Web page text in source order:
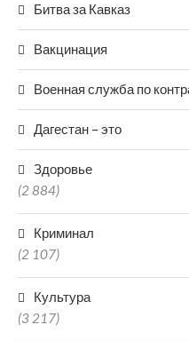
Битва за Кавказ
Вакцинация
Военная служба по
Дагестан – это
Здоровье
(2 884)
Криминал
(2 107)
Культура
(3 217)